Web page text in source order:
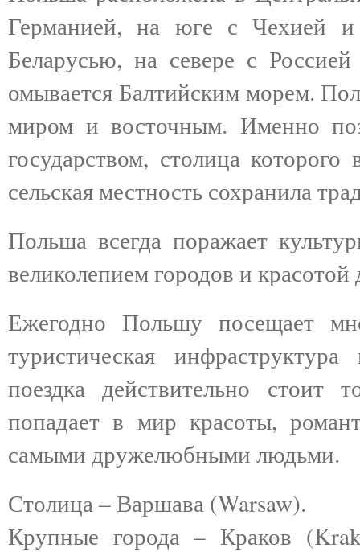
Германией, на юге с Чехией
Беларусью, на севере с
омывается Балтийским морем.
миром и восточным. Именно
государством, столица
сельская местность сохранила
Польша всегда поражает
великолепием городов и
Ежегодно Польшу посещает
туристическая
поездка действительно
попадает в мир красоты,
самыми дружелюбными людьми.
Столица – Варшава (Warsaw).
Крупные города – Краков